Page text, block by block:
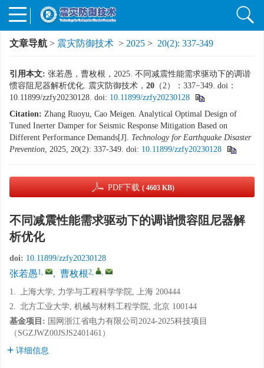
文章导航 > 震灾防御技术 > 2025 > 20(2): 337-349
引用本文: 张若愚，曹枚根，2025. 不同减震性能需求驱动下的调谐
惯容阻尼器解析优化. 震灾防御技术， 20 （2）：337−349. doi：
10.11899/zzfy20230128. doi: 10.11899/zzfy20230128
Citation: Zhang Ruoyu, Cao Meigen. Analytical Optimal Design of
Tuned Inerter Damper for Seismic Response Mitigation Based on
Different Performance Demands[J]. Technology for Earthquake Disaster
Prevention, 2025, 20(2): 337-349. doi: 10.11899/zzfy20230128
PDF下载 ( 4603 KB)
不同减震性能需求驱动下的调谐惯容阻尼器解
析优化
doi: 10.11899/zzfy20230128
张若愚1, , 曹枚根2, ,
1. 上海大学, 力学与工程科学学院, 上海 200444
2. 北方工业大学, 机械与材料工程学院, 北京 100144
基金项目: 国网浙江省电力有限公司2024-2025科技项目
（SGZJWZ00JSJS2401461）
详细信息